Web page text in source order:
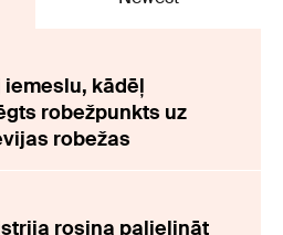
kādēļ
robežpunkts uz
robežas
rosina palielināt